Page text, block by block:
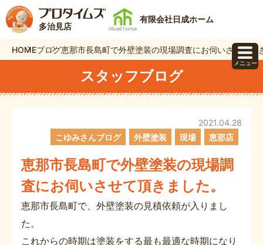
多治見店
有限会社日成ホーム
HOMEブログ恵那市長島町で外壁塗装の現場調査にお伺いさせて頂
スタッフブログ
恵那市長島町で外壁塗装の現場調
査にお伺いさせて頂きました。
2021.04.28
こゆみさんブログ
外壁塗装 現場 恵那店
恵那市長島町で、外壁塗装の見積依頼が入りまし
た。
これからの時期は塗装をする最も最適な時期になり
メニュー